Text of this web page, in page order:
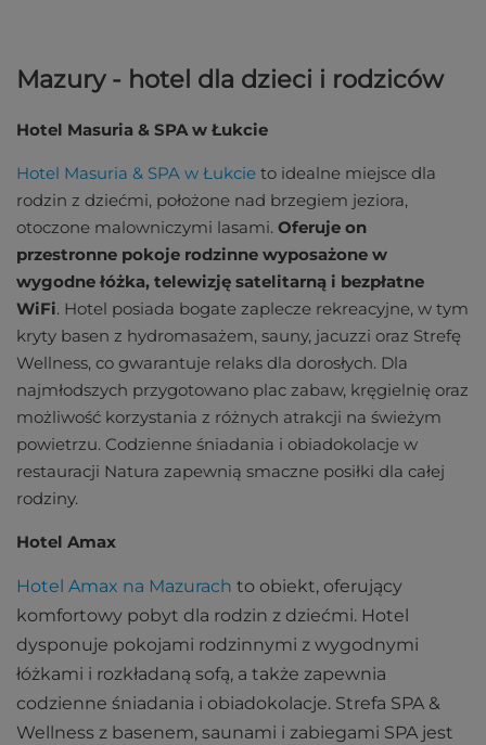
Mazury - hotel dla dzieci i rodziców
Hotel Masuria & SPA w Łukcie
Hotel Masuria & SPA w Łukcie to idealne miejsce dla
rodzin z dziećmi, położone nad brzegiem jeziora,
otoczone malowniczymi lasami. Oferuje on
przestronne pokoje rodzinne wyposażone w
wygodne łóżka, telewizję satelitarną i bezpłatne
WiFi. Hotel posiada bogate zaplecze rekreacyjne, w tym
kryty basen z hydromasażem, sauny, jacuzzi oraz Strefę
Wellness, co gwarantuje relaks dla dorosłych. Dla
najmłodszych przygotowano plac zabaw, kręgielnię oraz
możliwość korzystania z różnych atrakcji na świeżym
powietrzu. Codzienne śniadania i obiadokolacje w
restauracji Natura zapewnią smaczne posiłki dla całej
rodziny​.
Hotel Amax
Hotel Amax na Mazurach to obiekt, oferujący
komfortowy pobyt dla rodzin z dziećmi. Hotel
dysponuje pokojami rodzinnymi z wygodnymi
łóżkami i rozkładaną sofą, a także zapewnia
codzienne śniadania i obiadokolacje. Strefa SPA &
Wellness z basenem, saunami i zabiegami SPA jest